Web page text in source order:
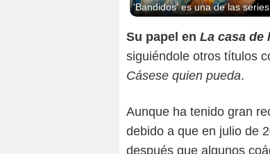
'Bandidos' es una de las
Su papel en La casa de
siguiéndole otros títulos
Cásese quien pueda.
Aunque ha tenido gran
debido a que en julio de
después que algunos